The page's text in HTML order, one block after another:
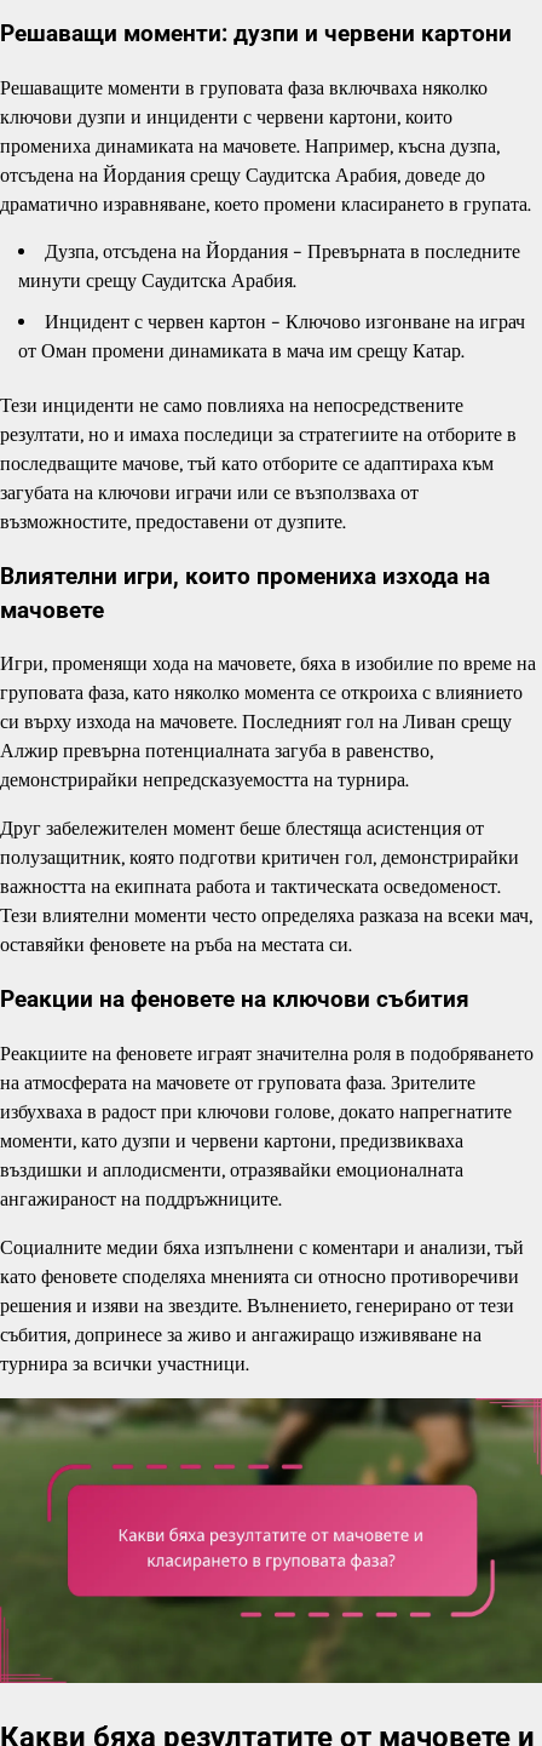
Решаващи моменти: дузпи и червени картони
Решаващите моменти в груповата фаза включваха няколко
ключови дузпи и инциденти с червени картони, които
промениха динамиката на мачовете. Например, късна дузпа,
отсъдена на Йордания срещу Саудитска Арабия, доведе до
драматично изравняване, което промени класирането в групата.
Дузпа, отсъдена на Йордания – Превърната в последните
минути срещу Саудитска Арабия.
Инцидент с червен картон – Ключово изгонване на играч
от Оман промени динамиката в мача им срещу Катар.
Тези инциденти не само повлияха на непосредствените
резултати, но и имаха последици за стратегиите на отборите в
последващите мачове, тъй като отборите се адаптираха към
загубата на ключови играчи или се възползваха от
възможностите, предоставени от дузпите.
Влиятелни игри, които промениха изхода на
мачовете
Игри, променящи хода на мачовете, бяха в изобилие по време на
груповата фаза, като няколко момента се откроиха с влиянието
си върху изхода на мачовете. Последният гол на Ливан срещу
Алжир превърна потенциалната загуба в равенство,
демонстрирайки непредсказуемостта на турнира.
Друг забележителен момент беше блестяща асистенция от
полузащитник, която подготви критичен гол, демонстрирайки
важността на екипната работа и тактическата осведоменост.
Тези влиятелни моменти често определяха разказа на всеки мач,
оставяйки феновете на ръба на местата си.
Реакции на феновете на ключови събития
Реакциите на феновете играят значителна роля в подобряването
на атмосферата на мачовете от груповата фаза. Зрителите
избухваха в радост при ключови голове, докато напрегнатите
моменти, като дузпи и червени картони, предизвикваха
въздишки и аплодисменти, отразявайки емоционалната
ангажираност на поддръжниците.
Социалните медии бяха изпълнени с коментари и анализи, тъй
като феновете споделяха мненията си относно противоречиви
решения и изяви на звездите. Вълнението, генерирано от тези
събития, допринесе за живо и ангажиращо изживяване на
турнира за всички участници.
Какви бяха резултатите от мачовете и